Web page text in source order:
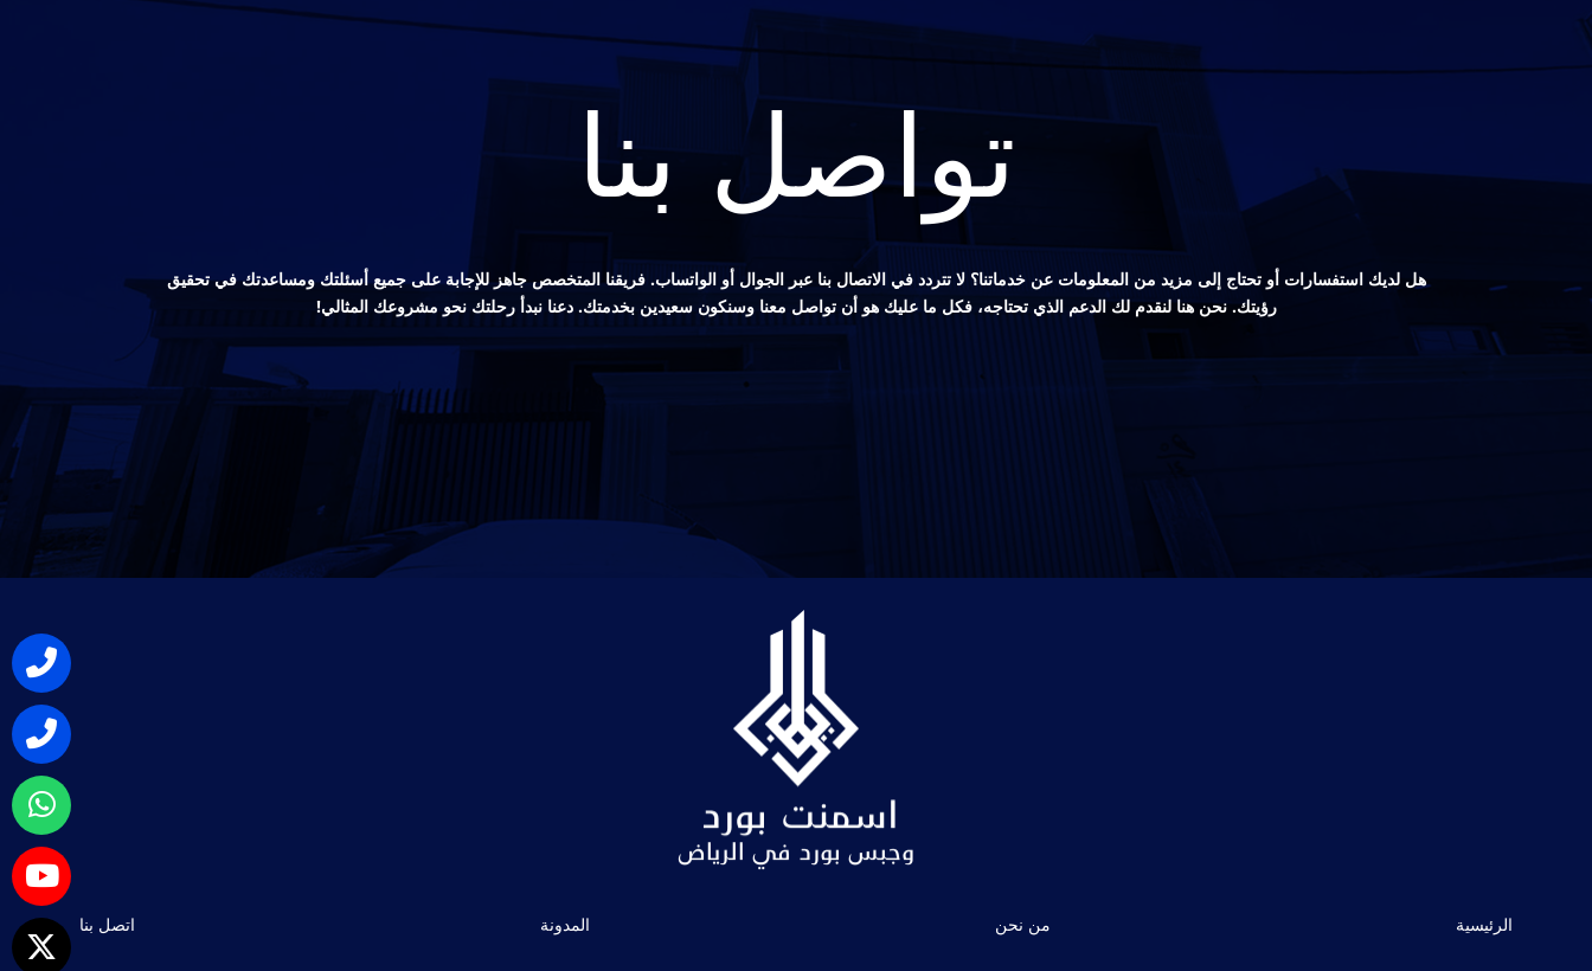
تواصل بنا
هل لديك استفسارات أو تحتاج إلى مزيد من المعلومات عن خدماتنا؟ لا تتردد في الاتصال بنا عبر الجوال أو الواتساب. فريقنا المتخصص جاهز للإجابة على جميع أسئلتك ومساعدتك في تحقيق
رؤيتك. نحن هنا لنقدم لك الدعم الذي تحتاجه، فكل ما عليك هو أن تواصل معنا وسنكون سعيدين بخدمتك. دعنا نبدأ رحلتك نحو مشروعك المثالي!
الرئيسية من نحن المدونة اتصل بنا